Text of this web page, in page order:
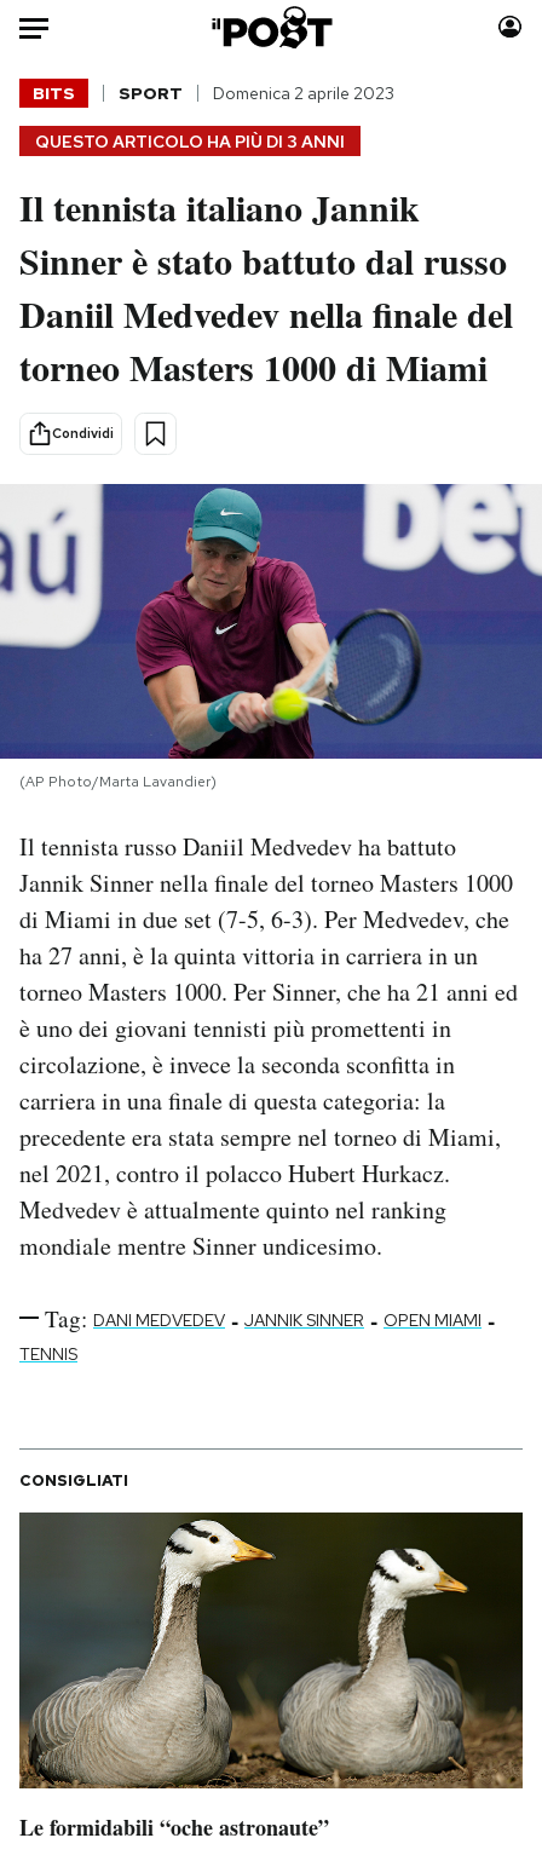
Auto
HOME
Italia
Politica
Tecnologia
Scienza
Cultura
Economia
Sport
Moda
Consumismi
Storie/Idee
Media
Mondiali calcio 2026
PODCAST
NEWSLETTER
I MIEI PREFERITI
CALENDARIO
AREA PERSONALE
Area Personale
Newsletter
Notifiche mobile
Regala il Post
Hai bisogno di aiuto?
QUESTO ARTICOLO HA PIÙ DI 3 ANNI
BITS SPORT Domenica 2 aprile 2023
Il tennista italiano Jannik
Sinner è stato battuto dal russo
Daniil Medvedev nella finale del
torneo Masters 1000 di Miami
Condividi
(AP Photo/Marta Lavandier)
Il tennista russo Daniil Medvedev ha battuto
Jannik Sinner nella finale del torneo Masters 1000
di Miami in due set (7-5, 6-3). Per Medvedev, che
ha 27 anni, è la quinta vittoria in carriera in un
torneo Masters 1000. Per Sinner, che ha 21 anni ed
è uno dei giovani tennisti più promettenti in
circolazione, è invece la seconda sconfitta in
carriera in una finale di questa categoria: la
precedente era stata sempre nel torneo di Miami,
nel 2021, contro il polacco Hubert Hurkacz.
Medvedev è attualmente quinto nel ranking
mondiale mentre Sinner undicesimo.
Tag: DANI MEDVEDEV - JANNIK SINNER - OPEN MIAMI -
TENNIS
CONSIGLIATI
Le formidabili “oche astronaute”